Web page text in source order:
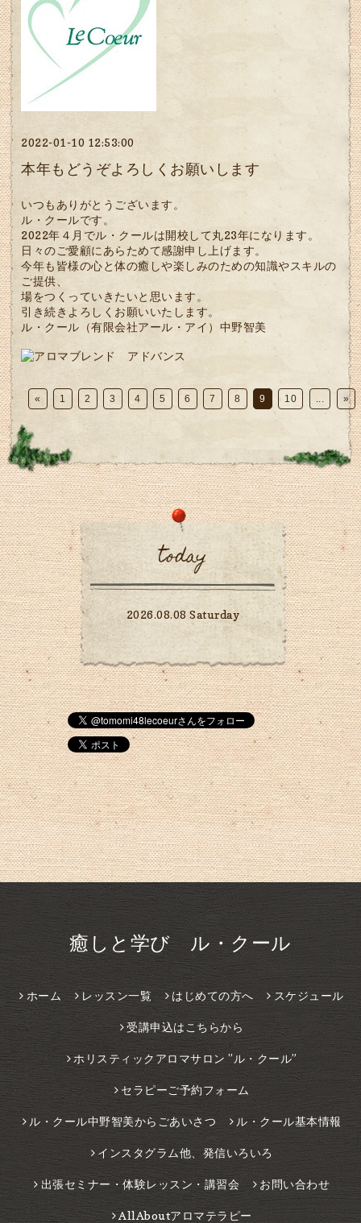
2022-01-10 12:53:00
本年もどうぞよろしくお願いします
いつもありがとうございます。
ル・クールです。
2022年４月でル・クールは開校して丸23年になります。
日々のご愛顧にあらためて感謝申し上げます。
今年も皆様の心と体の癒しや楽しみのための知識やスキルの
ご提供、
場をつくっていきたいと思います。
引き続きよろしくお願いいたします。
ル・クール（有限会社アール・アイ）中野智美
« 1 2 3 4 5 6 7 8 9 10 ... »
today
2026.08.08 Saturday
癒しと学び ル・クール
ホーム レッスン一覧 はじめての方へ スケジュール
受講申込はこちらから
ホリスティックアロマサロン ”ル・クール”
セラピーご予約フォーム
ル・クール中野智美からごあいさつ ル・クール基本情報
インスタグラム他、発信いろいろ
出張セミナー・体験レッスン・講習会 お問い合わせ
AllAboutアロマテラピー